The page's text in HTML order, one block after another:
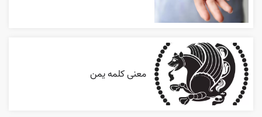
معنی کلمه یمن